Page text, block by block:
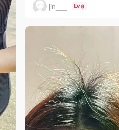
jin___ 6